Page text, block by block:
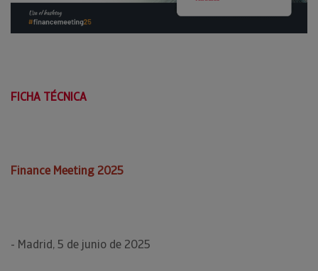
FICHA TÉCNICA
Finance Meeting 2025
- Madrid, 5 de junio de 2025